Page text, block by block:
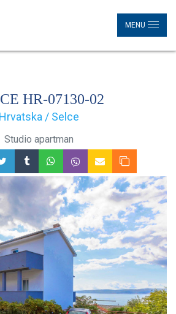
MENU
HR-07130-02
Hrvatska / Selce
Studio apartman